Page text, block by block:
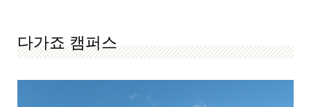
다가죠 캠퍼스